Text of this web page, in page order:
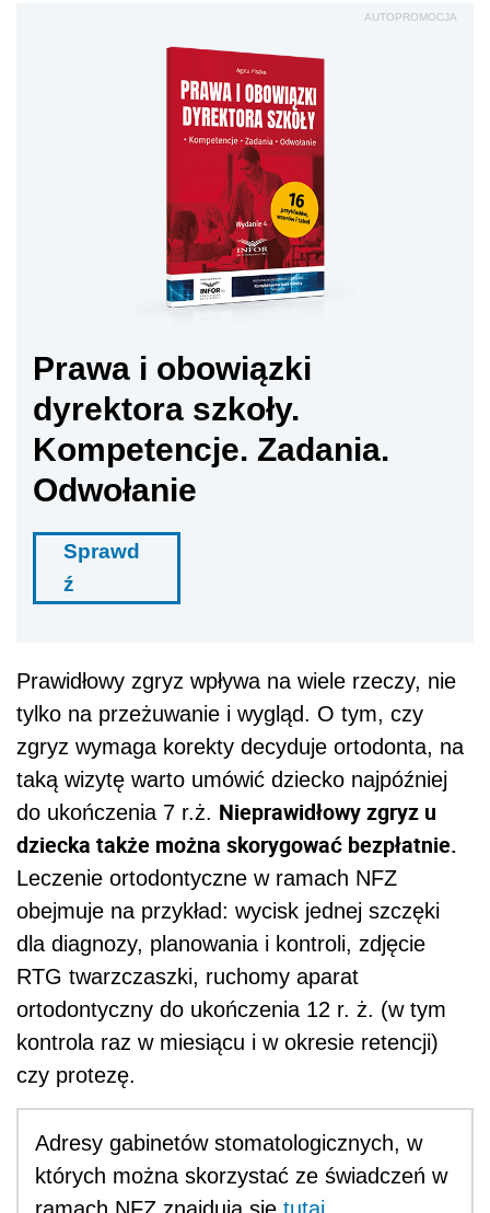
AUTOPROMOCJA
Prawa i obowiązki
dyrektora szkoły.
Kompetencje. Zadania.
Odwołanie
Sprawd
ź
Prawidłowy zgryz wpływa na wiele rzeczy, nie
tylko na przeżuwanie i wygląd. O tym, czy
zgryz wymaga korekty decyduje ortodonta, na
taką wizytę warto umówić dziecko najpóźniej
do ukończenia 7 r.ż. Nieprawidłowy zgryz u
dziecka także można skorygować bezpłatnie.
Leczenie ortodontyczne w ramach NFZ
obejmuje na przykład: wycisk jednej szczęki
dla diagnozy, planowania i kontroli, zdjęcie
RTG twarzczaszki, ruchomy aparat
ortodontyczny do ukończenia 12 r. ż. (w tym
kontrola raz w miesiącu i w okresie retencji)
czy protezę.
Adresy gabinetów stomatologicznych, w
których można skorzystać ze świadczeń w